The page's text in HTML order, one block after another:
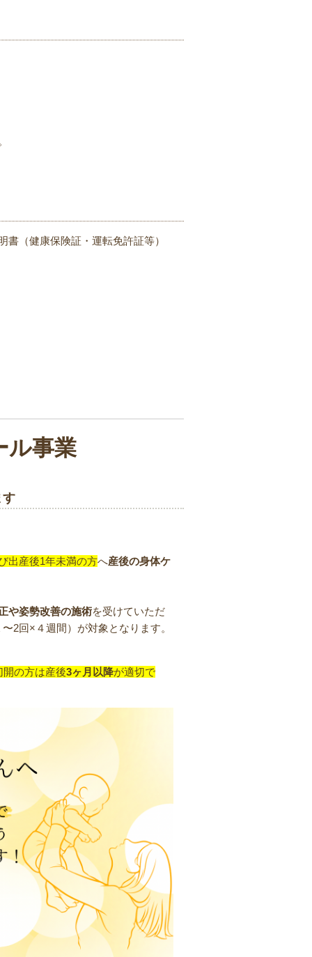
（健康保険証・運転免許証等）
ル事業
す
出産後1年未満の方へ産後の身体ケ
や姿勢改善の施術を受けていただ
2回×４週間）が対象となります。
開の方は産後3ヶ月以降が適切で